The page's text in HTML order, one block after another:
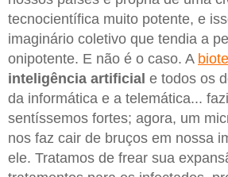
tecnocientífica muito potente, e
imaginário coletivo que tendia a
onipotente. E não é o caso. A
inteligência artificial e todos os
da informática e a telemática...
sentíssemos fortes; agora, um
nos faz cair de bruços em nossa
ele. Tratamos de frear sua